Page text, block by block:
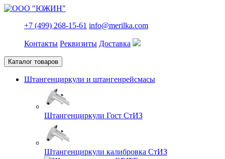
+7 (499) 268-15-61 info@merilka.com
Контакты Реквизиты Доставка
Каталог товаров
Штангенциркули и штангенрейсмасы
Штангенциркули Гост СтИЗ
Штангенциркули калибровка СтИЗ